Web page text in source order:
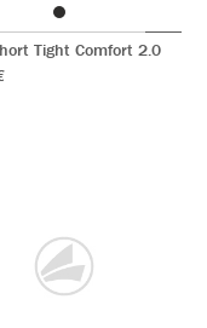
Tight Comfort 2.0